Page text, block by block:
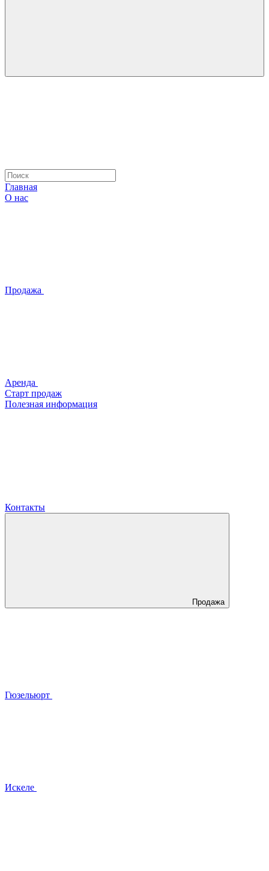
Главная
О нас
Продажа
Аренда
Старт продаж
Полезная информация
Контакты
Продажа
Гюзельюрт
Искеле